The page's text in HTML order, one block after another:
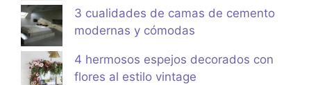
3 cualidades de camas de cemento
modernas y cómodas
4 hermosos espejos decorados con
flores al estilo vintage